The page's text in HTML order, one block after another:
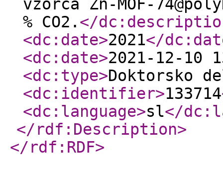
vzorca Zn-MOF-
% CO2. </
<dc:date>2021</
<dc:date>2021-12-10
<dc:type>Doktorsko
<dc:identifier>133714
<dc:language>sl</
</rdf:Description>
</rdf:RDF>